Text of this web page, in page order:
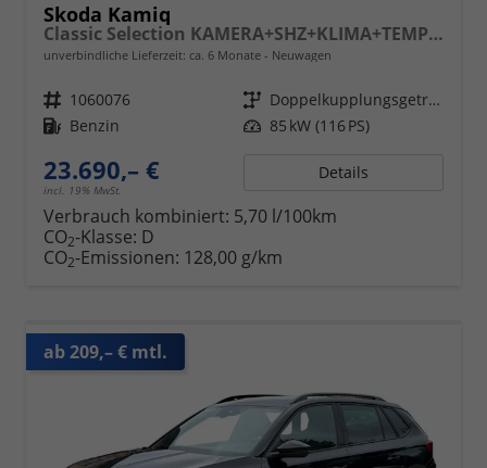
Skoda Kamiq
Classic Selection KAMERA+SHZ+KLIMA+TEMPOMAT+LED+16" LM
unverbindliche Lieferzeit: ca. 6 Monate Neuwagen
Fahrzeugnr. 1060076 Getriebe
Doppelkupplungsgetriebe (DSG)
Kraftstoff Benzin Leistung 85 kW (116 PS)
23.690,– €
incl. 19% MwSt.
Details
Verbrauch kombiniert: 5,70 l/100km
CO2-Klasse: D
CO2-Emissionen: 128,00 g/km
ab 209,– € mtl.